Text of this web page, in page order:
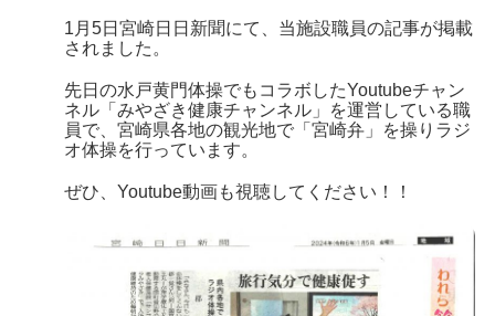
1月5日宮崎日日新聞にて、当施設職員の記事が掲載
されました。
先日の水戸黄門体操でもコラボしたYoutubeチャン
ネル「みやざき健康チャンネル」を運営している職
員で、宮崎県各地の観光地で「宮崎弁」を操りラジ
オ体操を行っています。
ぜひ、Youtube動画も視聴してください！！